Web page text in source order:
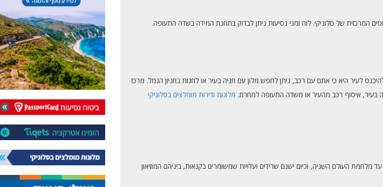
המרכזית של סלוניקי. לוח זמני נסיעות ניתן לבדוק בתחנת המידה בשדה התעופה.
לעיר היא כי אתם עם רכב, ניתן לחפש מלון עם חניה בעיר או לחנות בחניון הנמל. מרכז
בעיר, איסוף רכב מהעיר או משדה התעופה למחרת. מלונות ודירות מומלצים בסלוניקי
מלחמת העולם השניה, וכיום ישנם שרידים ועדויות שמשומרים בקנאות, ביניהם המוזיאון